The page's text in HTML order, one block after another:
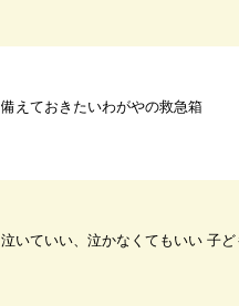
備えておきたいわがやの救急箱
泣いていい、泣かなくてもいい 子